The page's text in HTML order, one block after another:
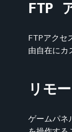
FTP
FTPアク
由自在にカ
リモ
ゲームパ